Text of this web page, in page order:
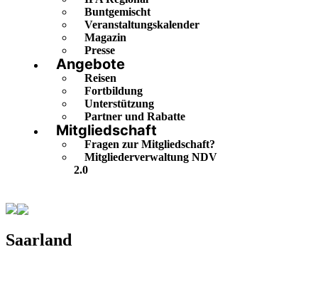
Buntgemischt
Veranstaltungskalender
Magazin
Presse
Angebote
Reisen
Fortbildung
Unterstützung
Partner und Rabatte
Mitgliedschaft
Fragen zur Mitgliedschaft?
Mitgliederverwaltung NDV
2.0
Saarland